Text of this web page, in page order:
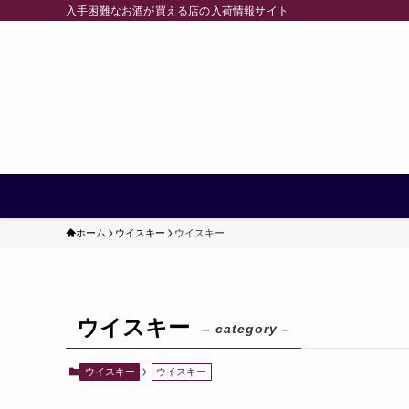
入手困難なお酒が買える店の入荷情報サイト
ホーム ウイスキー ウイスキー
ウイスキー – category –
ウイスキー ウイスキー